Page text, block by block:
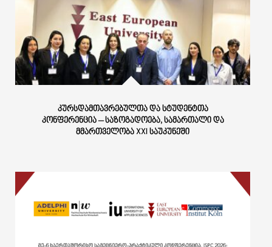
ᲙᲣᲠᲡᲓᲐᲛᲗᲐᲕᲠᲔᲑᲣᲚᲗᲐ ᲓᲐ ᲡᲢᲣᲓᲔᲜᲢᲗᲐ
ᲙᲝᲜᲤᲔᲠᲔᲜᲪᲘᲐ – ᲡᲐᲖᲝᲒᲐᲓᲝᲔᲑᲐ, ᲡᲐᲛᲐᲠᲗᲐᲚᲘ ᲓᲐ
ᲛᲛᲐᲠᲗᲕᲔᲚᲝᲑᲐ XXI ᲡᲐᲣᲙᲣᲜᲔᲨᲘ